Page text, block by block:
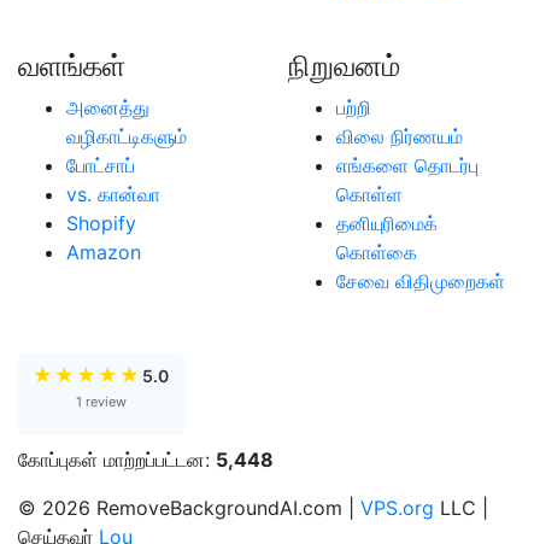
வளங்கள்
அனைத்து
வழிகாட்டிகளும்
போட்சாப்
vs. கான்வா
Shopify
Amazon
நிறுவனம்
பற்றி
விலை நிர்ணயம்
எங்களை தொடர்பு
கொள்ள
தனியுரிமைக்
கொள்கை
சேவை விதிமுறைகள்
★ ★ ★ ★ ★ 5.0
1 review
கோப்புகள் மாற்றப்பட்டன: 5,448
© 2026 RemoveBackgroundAI.com | VPS.org LLC |
செய்தவர் Lou